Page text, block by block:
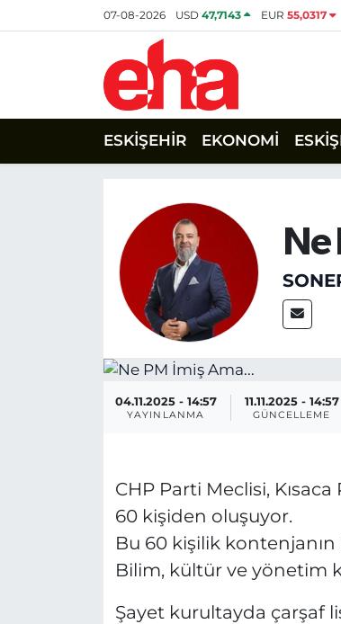
07-08-2026 USD47,7143 EUR 55,0317
ESKİŞEHİR EKONOMİ
04.11.2025 - 14:57
YAYINLANMA
11.11.2025 - 14:57
GÜNCELLEME
CHP Parti Meclisi,
60 kişiden oluşuyor.
Bu 60 kişilik kontenjanın
Bilim, kültür ve yönetim
Şayet kurultayda çarşaf